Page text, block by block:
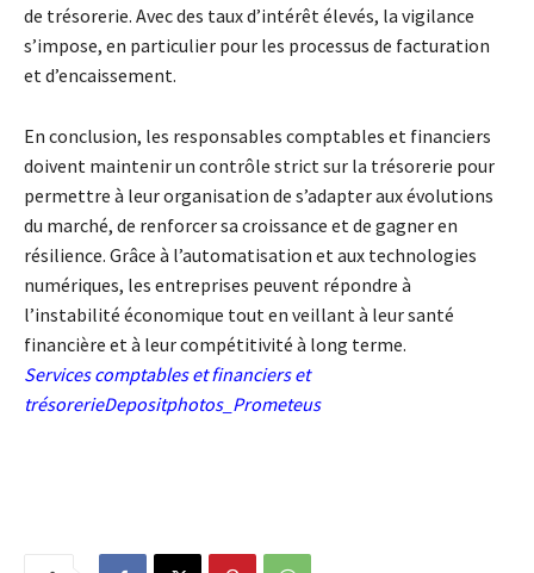
de trésorerie. Avec des taux d’intérêt élevés, la vigilance
s’impose, en particulier pour les processus de facturation
et d’encaissement.
En conclusion, les responsables comptables et financiers
doivent maintenir un contrôle strict sur la trésorerie pour
permettre à leur organisation de s’adapter aux évolutions
du marché, de renforcer sa croissance et de gagner en
résilience. Grâce à l’automatisation et aux technologies
numériques, les entreprises peuvent répondre à
l’instabilité économique tout en veillant à leur santé
financière et à leur compétitivité à long terme.
Services comptables et financiers et
trésorerieDepositphotos_Prometeus